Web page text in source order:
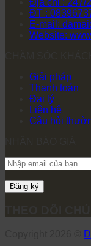
ĐT :
E-mail:
Website:
Giải pháp
Thanh toán
Đại lý
Liên hệ
Câu hỏi